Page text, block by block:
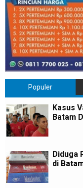
Populer
Kasus
Batam
Diduga
di